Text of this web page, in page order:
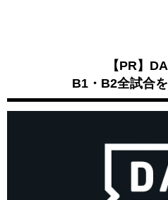
【PR】
B1・B2全試合